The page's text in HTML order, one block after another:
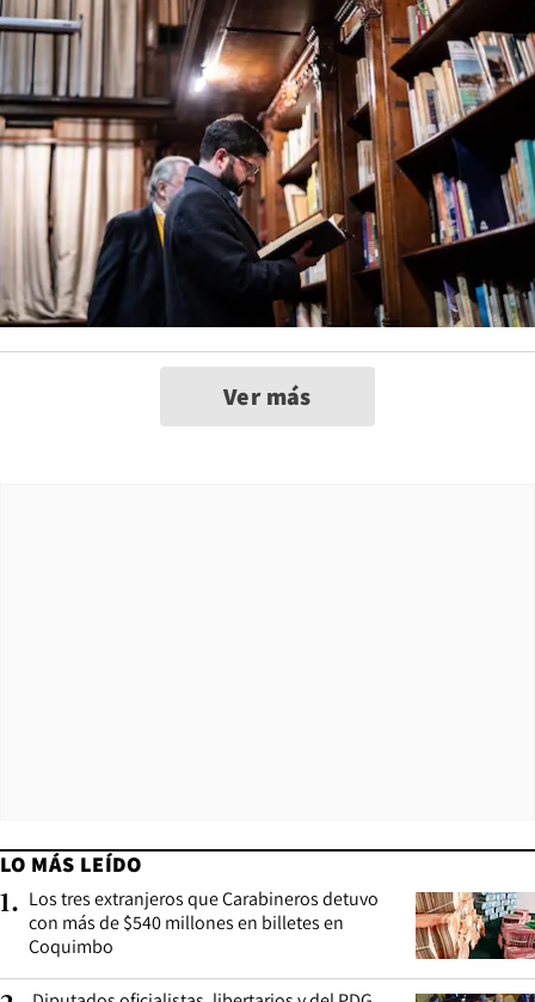
Ver más
LO MÁS LEÍDO
1. Los tres extranjeros que Carabineros detuvo
con más de $540 millones en billetes en
Coquimbo